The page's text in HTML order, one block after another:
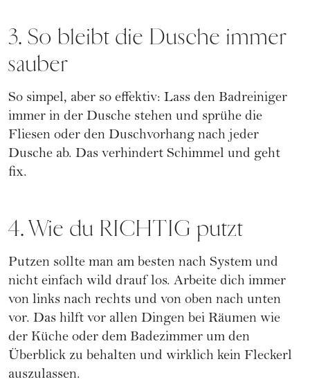
3. So bleibt die Dusche immer
sauber
So simpel, aber so effektiv: Lass den Badreiniger
immer in der Dusche stehen und sprühe die
Fliesen oder den Duschvorhang nach jeder
Dusche ab. Das verhindert Schimmel und geht
fix.
4. Wie du RICHTIG putzt
Putzen sollte man am besten nach System und
nicht einfach wild drauf los. Arbeite dich immer
von links nach rechts und von oben nach unten
vor. Das hilft vor allen Dingen bei Räumen wie
der Küche oder dem Badezimmer um den
Überblick zu behalten und wirklich kein Fleckerl
auszulassen.